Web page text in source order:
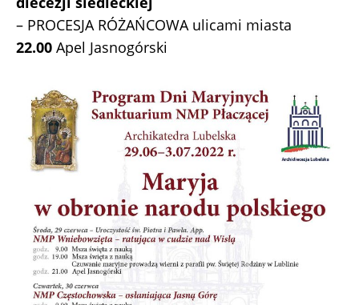
– PROCESJA RÓŻAŃCOWA ulicami miasta
22.00 Apel Jasnogórski